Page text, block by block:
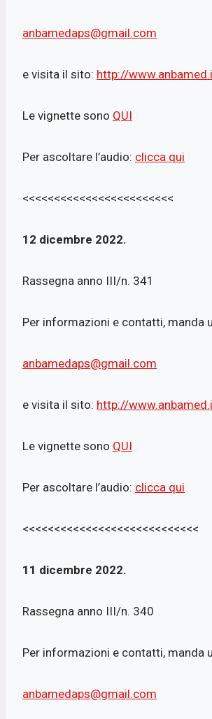
anbamedaps@gmail.com
e visita il sito: http://
Le vignette sono QUI
Per ascoltare l’audio: clicca qui
<<<<<<<<<<<<<<<<<<<<<<<<
12 dicembre 2022.
Rassegna anno III/n. 341
Per informazioni e contatti, manda
anbamedaps@gmail.com
e visita il sito: http://
Le vignette sono QUI
Per ascoltare l’audio: clicca qui
<<<<<<<<<<<<<<<<<<<<<<<<<<<<
11 dicembre 2022.
Rassegna anno III/n. 340
Per informazioni e contatti, manda
anbamedaps@gmail.com